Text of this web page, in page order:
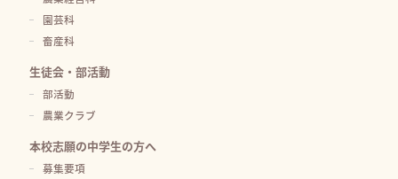
園芸科
畜産科
生徒会・部活動
部活動
農業クラブ
本校志願の中学生の方へ
募集要項